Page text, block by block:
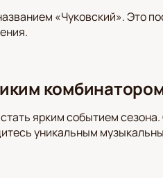
«Чуковский». Это
ярким событием
уникальным